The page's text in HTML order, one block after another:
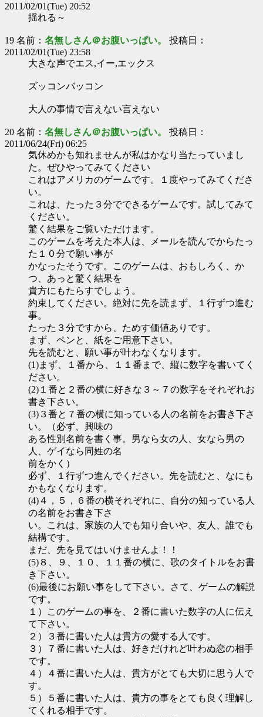
2011/02/01(Tue) 20:52
揺れる～
19 名前： 名無しさん＠お腹いっぱい。 投稿日：
2011/02/01(Tue) 23:58
大きな声でエス,イー,エックス
ズッコンバッコン
大人の事情で言えない言えない
20 名前： 名無しさん＠お腹いっぱい。 投稿日：
2011/06/24(Fri) 06:25
気休めかも知れませんが私はかなり当たっていまし
た。ぜひやってみてください
これはアメリカのゲームです。１度やってみてくださ
い。
これは、たった３分でできるゲームです。試してみて
ください。
驚く結果をご覧いただけます。
このゲームを考えた本人は、メールを読んでからたっ
た１０分で願い事が
かなったそうです。このゲームは、おもしろく、か
つ、あっと驚く結果を
貴方にもたらすでしょう。
約束してください。絶対に先を読まず、１行ずつ進む
事。
たった３分ですから、ためす価値ありです。
まず、ペンと、紙をご用意下さい。
先を読むと、願い事が叶わなくなります。
(1)まず、１番から、１１番まで、縦に数字を書いてく
ださい。
(2)１番と２番の横に好きな３～７の数字をそれぞれお
書き下さい。
(3)３番と７番の横に知っている人の名前をお書き下さ
い。（必ず、興味の
ある性別名前を書く事。男なら女の人、女なら男の
人、ゲイなら同姓の名
前をかく）
必ず、１行ずつ進んでください。先を読むと、なにも
かもなくなります。
(4)４，５，６番の横それぞれに、自分の知っている人
の名前をお書き下さ
い。これは、家族の人でも知り合いや、友人、誰でも
結構です。
まだ、先を見てはいけませんよ！！
(5)８、９、１０、１１番の横に、歌のタイトルをお書
き下さい。
(6)最後にお願い事をして下さい。さて、ゲームの解説
です。
１）このゲームの事を、２番に書いた数字の人に伝え
て下さい。
２）３番に書いた人は貴方の愛する人です。
３）７番に書いた人は、好きだけれど叶わぬ恋の相手
です。
４）４番に書いた人は、貴方がとても大切に思う人で
す。
５）５番に書いた人は、貴方の事をとても良く理解し
てくれる相手です。